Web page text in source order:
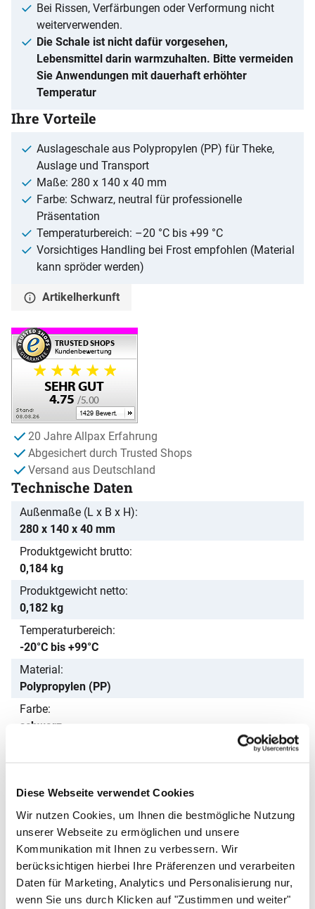
Diese Webseite verwendet Cookies
Wir nutzen Cookies, um Ihnen die bestmögliche Nutzung
unserer Webseite zu ermöglichen und unsere
Kommunikation mit Ihnen zu verbessern. Wir
berücksichtigen hierbei Ihre Präferenzen und verarbeiten
Daten für Marketing, Analytics und Personalisierung nur,
wenn Sie uns durch Klicken auf "Zustimmen und weiter"
Bei Rissen, Verfärbungen oder Verformung nicht
weiterverwenden.
Die Schale ist nicht dafür vorgesehen,
Lebensmittel darin warmzuhalten. Bitte vermeiden
Sie Anwendungen mit dauerhaft erhöhter
Temperatur
Ihre Vorteile
Auslageschale aus Polypropylen (PP) für Theke,
Auslage und Transport
Maße: 280 x 140 x 40 mm
Farbe: Schwarz, neutral für professionelle
Präsentation
Temperaturbereich: –20 °C bis +99 °C
Vorsichtiges Handling bei Frost empfohlen (Material
kann spröder werden)
Artikelherkunft
20 Jahre Allpax Erfahrung
Abgesichert durch Trusted Shops
Versand aus Deutschland
Technische Daten
Außenmaße (L x B x H)
280 x 140 x 40 mm
Produktgewicht brutto
0,184 kg
Produktgewicht netto
0,182 kg
Temperaturbereich
-20°C bis +99°C
Material
Polypropylen (PP)
Farbe
schwarz
Hinweis
handhaben (Material kann spröder werden)
Passendes Zubehör von ALLPAX
Zubehör überspringen